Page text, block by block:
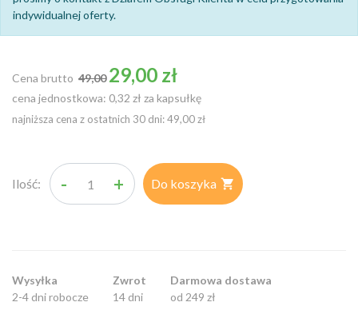
indywidualnej oferty.
Cena brutto
Cena podstawowa
49,00 29,00 zł
cena jednostkowa: 0,32 zł za kapsułkę
najniższa cena z ostatnich 30 dni: 49,00 zł
Ilość: - + Do koszyka 
Wysyłka
2-4 dni robocze
Zwrot
14 dni
Darmowa dostawa
od 249 zł